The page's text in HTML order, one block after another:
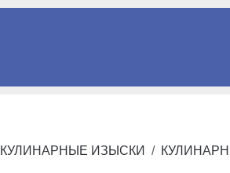
КУЛИНАРНЫЕ ИЗЫСКИ